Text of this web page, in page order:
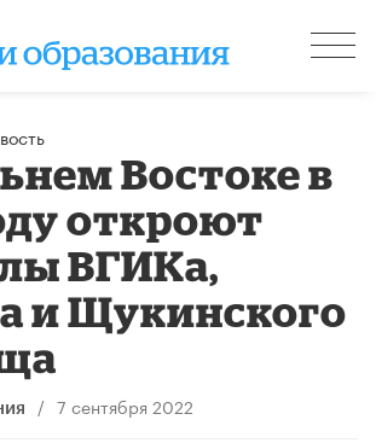
Востоке в
откроют
ВГИКа,
и Щукинского
/ 7 сентября 2022